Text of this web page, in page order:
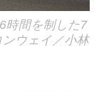
時間を制した7
ウェイ／小林